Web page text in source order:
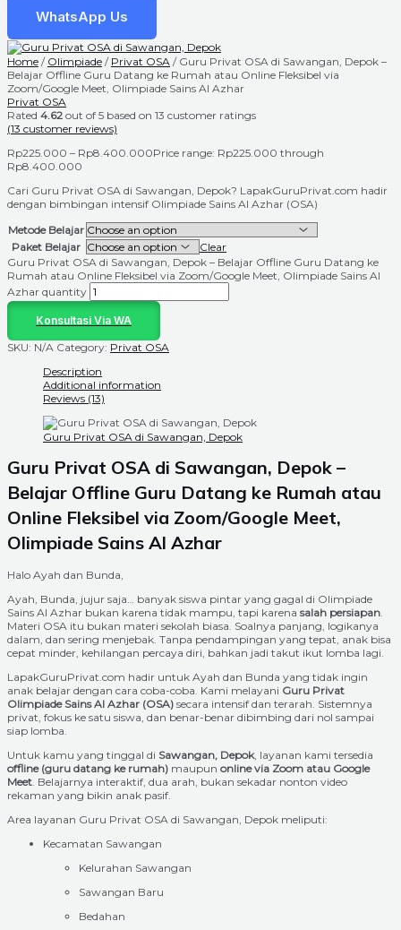
WhatsApp Us
Home / Olimpiade / Privat OSA / Guru Privat OSA di Sawangan, Depok –
Belajar Offline Guru Datang ke Rumah atau Online Fleksibel via
Zoom/Google Meet, Olimpiade Sains Al Azhar
Privat OSA
Rated 4.62 out of 5 based on 13 customer ratings
(13 customer reviews)
Rp225.000 – Rp8.400.000Price range: Rp225.000 through
Rp8.400.000
Cari Guru Privat OSA di Sawangan, Depok? LapakGuruPrivat.com hadir
dengan bimbingan intensif Olimpiade Sains Al Azhar (OSA)
Metode Belajar
Paket Belajar
Clear
Guru Privat OSA di Sawangan, Depok – Belajar Offline Guru Datang ke
Rumah atau Online Fleksibel via Zoom/Google Meet, Olimpiade Sains Al
Azhar quantity
Konsultasi Via WA
SKU: N/A Category: Privat OSA
Description
Additional information
Reviews (13)
Guru Privat OSA di Sawangan, Depok
Guru Privat OSA di Sawangan, Depok –
Belajar Offline Guru Datang ke Rumah atau
Online Fleksibel via Zoom/Google Meet,
Olimpiade Sains Al Azhar
Halo Ayah dan Bunda,
Ayah, Bunda, jujur saja… banyak siswa pintar yang gagal di Olimpiade
Sains Al Azhar bukan karena tidak mampu, tapi karena salah persiapan
Materi OSA itu bukan materi sekolah biasa. Soalnya panjang, logikanya
dalam, dan sering menjebak. Tanpa pendampingan yang tepat, anak bisa
cepat minder, kehilangan percaya diri, bahkan jadi takut ikut lomba lagi.
LapakGuruPrivat.com hadir untuk Ayah dan Bunda yang tidak ingin
anak belajar dengan cara coba-coba. Kami melayani Guru Privat
Olimpiade Sains Al Azhar (OSA) secara intensif dan terarah. Sistemnya
privat, fokus ke satu siswa, dan benar-benar dibimbing dari nol sampai
siap lomba.
Untuk kamu yang tinggal di Sawangan, Depok, layanan kami tersedia
offline (guru datang ke rumah) maupun online via Zoom atau Google
Meet . Belajarnya interaktif, dua arah, bukan sekadar nonton video
rekaman yang bikin anak pasif.
Area layanan Guru Privat OSA di Sawangan, Depok meliputi:
Kecamatan Sawangan
Kelurahan Sawangan
Sawangan Baru
Bedahan